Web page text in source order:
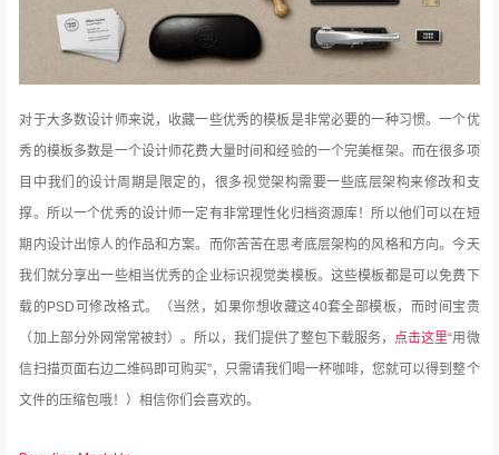
对于大多数设计师来说，收藏一些优秀的模板是非常必要的一种习惯。一个优
秀的模板多数是一个设计师花费大量时间和经验的一个完美框架。而在很多项
目中我们的设计周期是限定的，很多视觉架构需要一些底层架构来修改和支
撑。所以一个优秀的设计师一定有非常理性化归档资源库！所以他们可以在短
期内设计出惊人的作品和方案。而你苦苦在思考底层架构的风格和方向。今天
我们就分享出一些相当优秀的企业标识视觉类模板。这些模板都是可以免费下
载的PSD可修改格式。（当然，如果你想收藏这40套全部模板，而时间宝贵
（加上部分外网常常被封）。所以，我们提供了整包下载服务， 点击这里“用微
信扫描页面右边二维码即可购买”，只需请我们喝一杯咖啡，您就可以得到整个
文件的压缩包哦！）相信你们会喜欢的。